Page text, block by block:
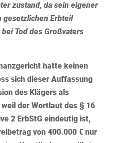
zustand, da sein eigener
gesetzlichen Erbteil
Tod des Großvaters
hatte keinen
sich dieser Auffassung
des Klägers als
der Wortlaut des § 16
2 ErbStG eindeutig ist,
von 400.000 € nur